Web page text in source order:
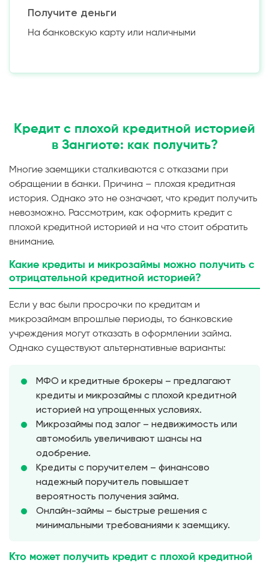
Получите деньги
На банковскую карту или наличными
Кредит с плохой кредитной историей
в Зангиоте: как получить?
Многие заемщики сталкиваются с отказами при
обращении в банки. Причина – плохая кредитная
история. Однако это не означает, что кредит получить
невозможно. Рассмотрим, как оформить кредит с
плохой кредитной историей и на что стоит обратить
внимание.
Какие кредиты и микрозаймы можно получить с
отрицательной кредитной историей?
Если у вас были просрочки по кредитам и
микрозаймам впрошлые периоды, то банковские
учреждения могут отказать в оформлении займа.
Однако существуют альтернативные варианты:
МФО и кредитные брокеры – предлагают
кредиты и микрозаймы с плохой кредитной
историей на упрощенных условиях.
Микрозаймы под залог – недвижимость или
автомобиль увеличивают шансы на
одобрение.
Кредиты с поручителем – финансово
надежный поручитель повышает
вероятность получения займа.
Онлайн-займы – быстрые решения с
минимальными требованиями к заемщику.
Кто может получить кредит с плохой кредитной